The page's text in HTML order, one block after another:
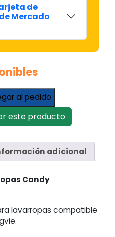
de
Mercado
al pedido
este producto
adicional
Candy
lavarropas compatible